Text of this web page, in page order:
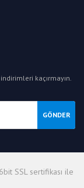
kaçırmayın.
GÖNDER
SSL sertifikası ile